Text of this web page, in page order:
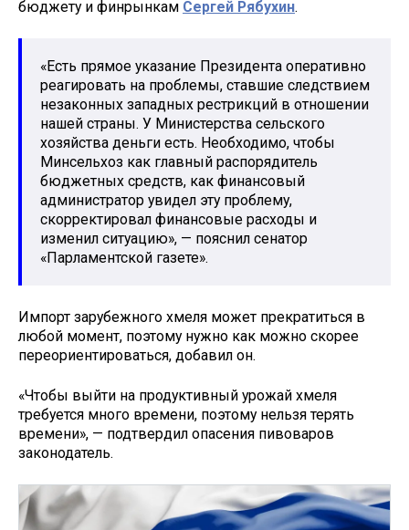
бюджету и финрынкам Сергей Рябухин.
«Есть прямое указание Президента оперативно
реагировать на проблемы, ставшие следствием
незаконных западных рестрикций в отношении
нашей страны. У Министерства сельского
хозяйства деньги есть. Необходимо, чтобы
Минсельхоз как главный распорядитель
бюджетных средств, как финансовый
администратор увидел эту проблему,
скорректировал финансовые расходы и
изменил ситуацию», — пояснил сенатор
«Парламентской газете».
Импорт зарубежного хмеля может прекратиться в
любой момент, поэтому нужно как можно скорее
переориентироваться, добавил он.
«Чтобы выйти на продуктивный урожай хмеля
требуется много времени, поэтому нельзя терять
времени», — подтвердил опасения пивоваров
законодатель.